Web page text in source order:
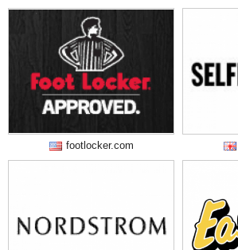
footlocker.com